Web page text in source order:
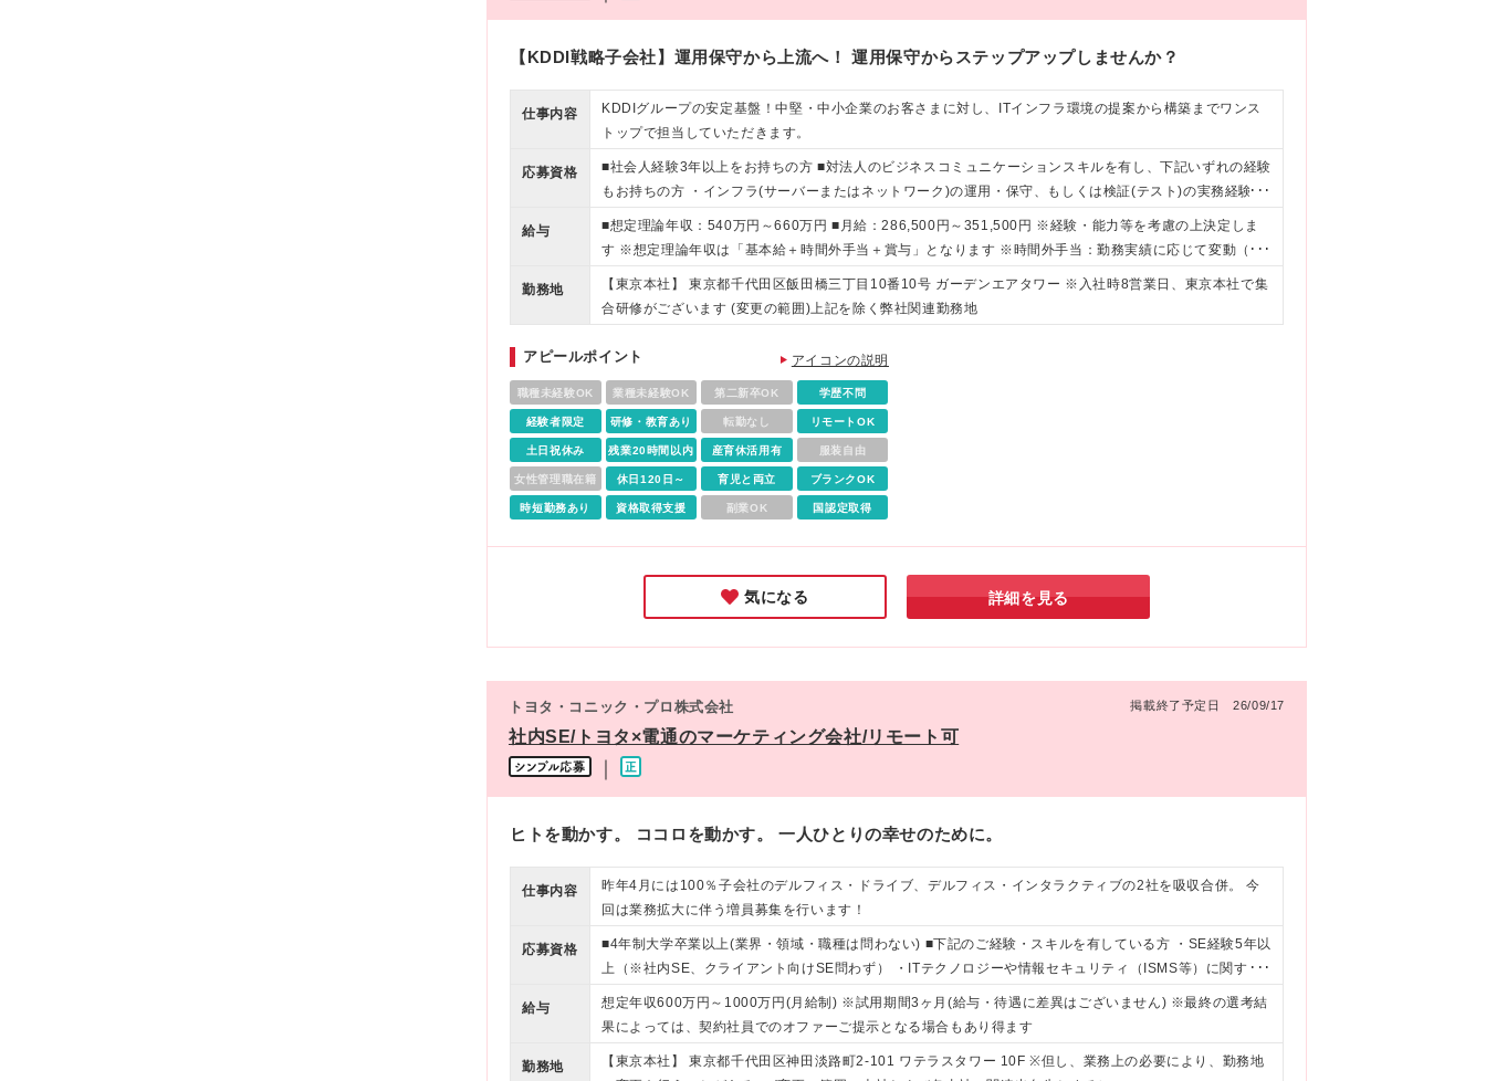
【KDDI戦略子会社】運用保守から上流へ！ 運用保守からステップアップしませんか？
仕事内容
KDDIグループの安定基盤！中堅・中小企業のお客さまに対し、ITインフラ環境の提案から構築までワンス
トップで担当していただきます。
応募資格
■社会人経験3年以上をお持ちの方 ■対法人のビジネスコミュニケーションスキルを有し、下記いずれの経験
もお持ちの方 ・インフラ(サーバーまたはネットワーク)の運用・保守、もしくは検証(テスト)の実務経験
(目安2年以上) ・アラート検知時の一次対応(手順書に沿った連絡、再起動、ログ採取など)の経験 ・ネット
ワークやサーバーに関する基礎知識(IPアドレス、Ping、各種プロトコルの意味が理解できるレベル) ■学歴
不問
給与
■想定理論年収：540万円～660万円 ■月給：286,500円～351,500円 ※経験・能力等を考慮の上決定しま
す ※想定理論年収は「基本給＋時間外手当＋賞与」となります ※時間外手当：勤務実績に応じて変動（上
記想定年収は30時間相当で計算しています） ※賞与：会社業績、個人別評価に応じて変動します
勤務地
【東京本社】 東京都千代田区飯田橋三丁目10番10号 ガーデンエアタワー ※入社時8営業日、東京本社で集
合研修がございます (変更の範囲)上記を除く弊社関連勤務地
アピールポイント アイコンの説明
職種未経験OK 業種未経験OK 第二新卒OK 学歴不問
経験者限定 研修・教育あり 転勤なし リモートOK
土日祝休み 残業20時間以内 産育休活用有 服装自由
女性管理職在籍 休日120日～ 育児と両立 ブランクOK
時短勤務あり 資格取得支援 副業OK 国認定取得
気になる 詳細を見る
トヨタ・コニック・プロ株式会社 掲載終了予定日 26/09/17
社内SE/トヨタ×電通のマーケティング会社/リモート可
ヒトを動かす。 ココロを動かす。 一人ひとりの幸せのために。
仕事内容
昨年4月には100％子会社のデルフィス・ドライブ、デルフィス・インタラクティブの2社を吸収合併。 今
回は業務拡大に伴う増員募集を行います！
応募資格
■4年制大学卒業以上(業界・領域・職種は問わない) ■下記のご経験・スキルを有している方 ・SE経験5年以
上（※社内SE、クライアント向けSE問わず） ・ITテクノロジーや情報セキュリティ（ISMS等）に関する
幅広い知見 ・ITインフラ全般の知識・経験（既存インフラの運用ではなく、改善提案が出来る事） ・情報
セキュリティに精通した知識（情報セキュリティマネジメント相当） ・立場やバックグラウンドの異なる
方々とも良好な関係を築けるコミュニケーション能力 ・ステークホルダーに分かり易く説明できるドキュ
メンテーション/プレゼンテーションスキル ・課題を正確に把握し、考えを論理的かつ明確に伝えることが
給与
想定年収600万円～1000万円(月給制) ※試用期間3ヶ月(給与・待遇に差異はございません) ※最終の選考結
果によっては、契約社員でのオファーご提示となる場合もあり得ます
勤務地
【東京本社】 東京都千代田区神田淡路町2-101 ワテラスタワー 10F ※但し、業務上の必要により、勤務地